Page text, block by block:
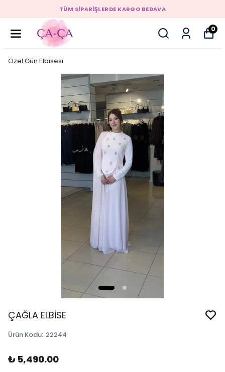
TÜM SİPARİŞLERDE KARGO BEDAVA
0
Özel Gün Elbisesi
ÇAĞLA ELBİSE
Ürün Kodu: 22244
₺ 5,490.00